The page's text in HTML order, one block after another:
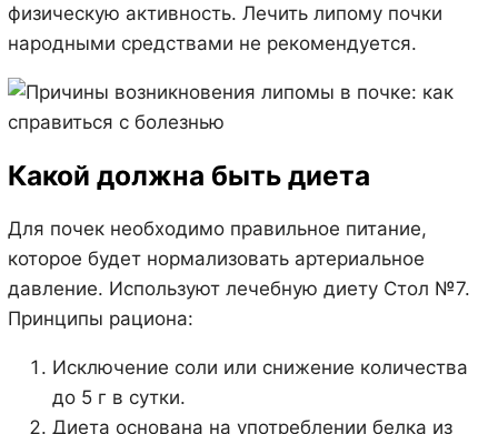
физическую активность. Лечить липому почки
народными средствами не рекомендуется.
Какой должна быть диета
Для почек необходимо правильное питание,
которое будет нормализовать артериальное
давление. Используют лечебную диету Стол №7.
Принципы рациона:
Исключение соли или снижение количества
до 5 г в сутки.
Диета основана на употреблении белка из